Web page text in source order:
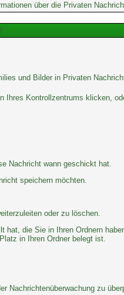
über die Privaten
und Bilder in Privaten
Ihres Kontrollzentrums klicken,
Nachricht wann geschickt hat.
speichern möchten.
oder zu löschen.
die Sie in Ihren Ordnern
in Ihren Ordner belegt ist.
zu